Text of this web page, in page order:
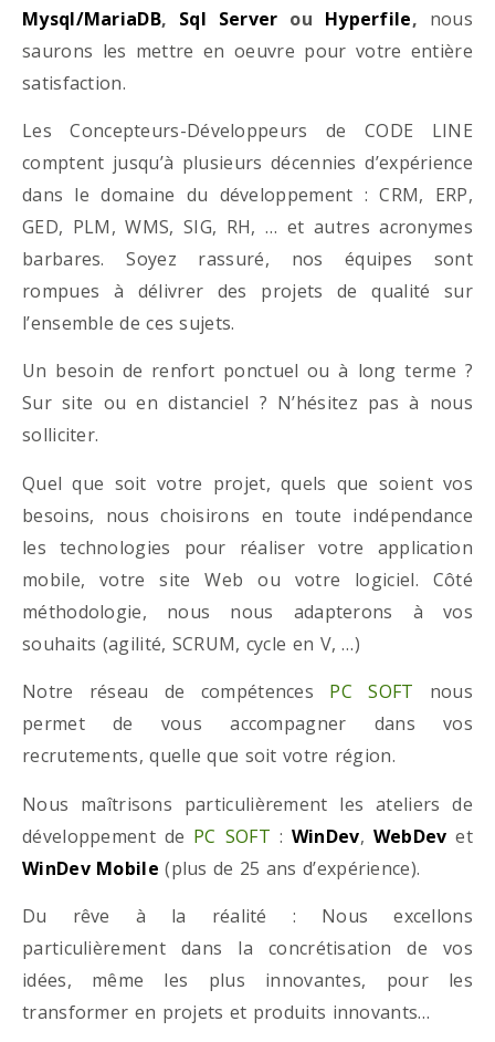
Mysql/MariaDB, Sql Server ou Hyperfile, nous
saurons les mettre en oeuvre pour votre entière
satisfaction.
Les Concepteurs-Développeurs de CODE LINE
comptent jusqu’à plusieurs décennies d’expérience
dans le domaine du développement : CRM, ERP,
GED, PLM, WMS, SIG, RH, … et autres acronymes
barbares. Soyez rassuré, nos équipes sont
rompues à délivrer des projets de qualité sur
l’ensemble de ces sujets.
Un besoin de renfort ponctuel ou à long terme ?
Sur site ou en distanciel ? N’hésitez pas à nous
solliciter.
Quel que soit votre projet, quels que soient vos
besoins, nous choisirons en toute indépendance
les technologies pour réaliser votre application
mobile, votre site Web ou votre logiciel. Côté
méthodologie, nous nous adapterons à vos
souhaits (agilité, SCRUM, cycle en V, …)
Notre réseau de compétences PC SOFT nous
permet de vous accompagner dans vos
recrutements, quelle que soit votre région.
Nous maîtrisons particulièrement les ateliers de
développement de PC SOFT : WinDev, WebDev et
WinDev Mobile (plus de 25 ans d’expérience).
Du rêve à la réalité : Nous excellons
particulièrement dans la concrétisation de vos
idées, même les plus innovantes, pour les
transformer en projets et produits innovants…